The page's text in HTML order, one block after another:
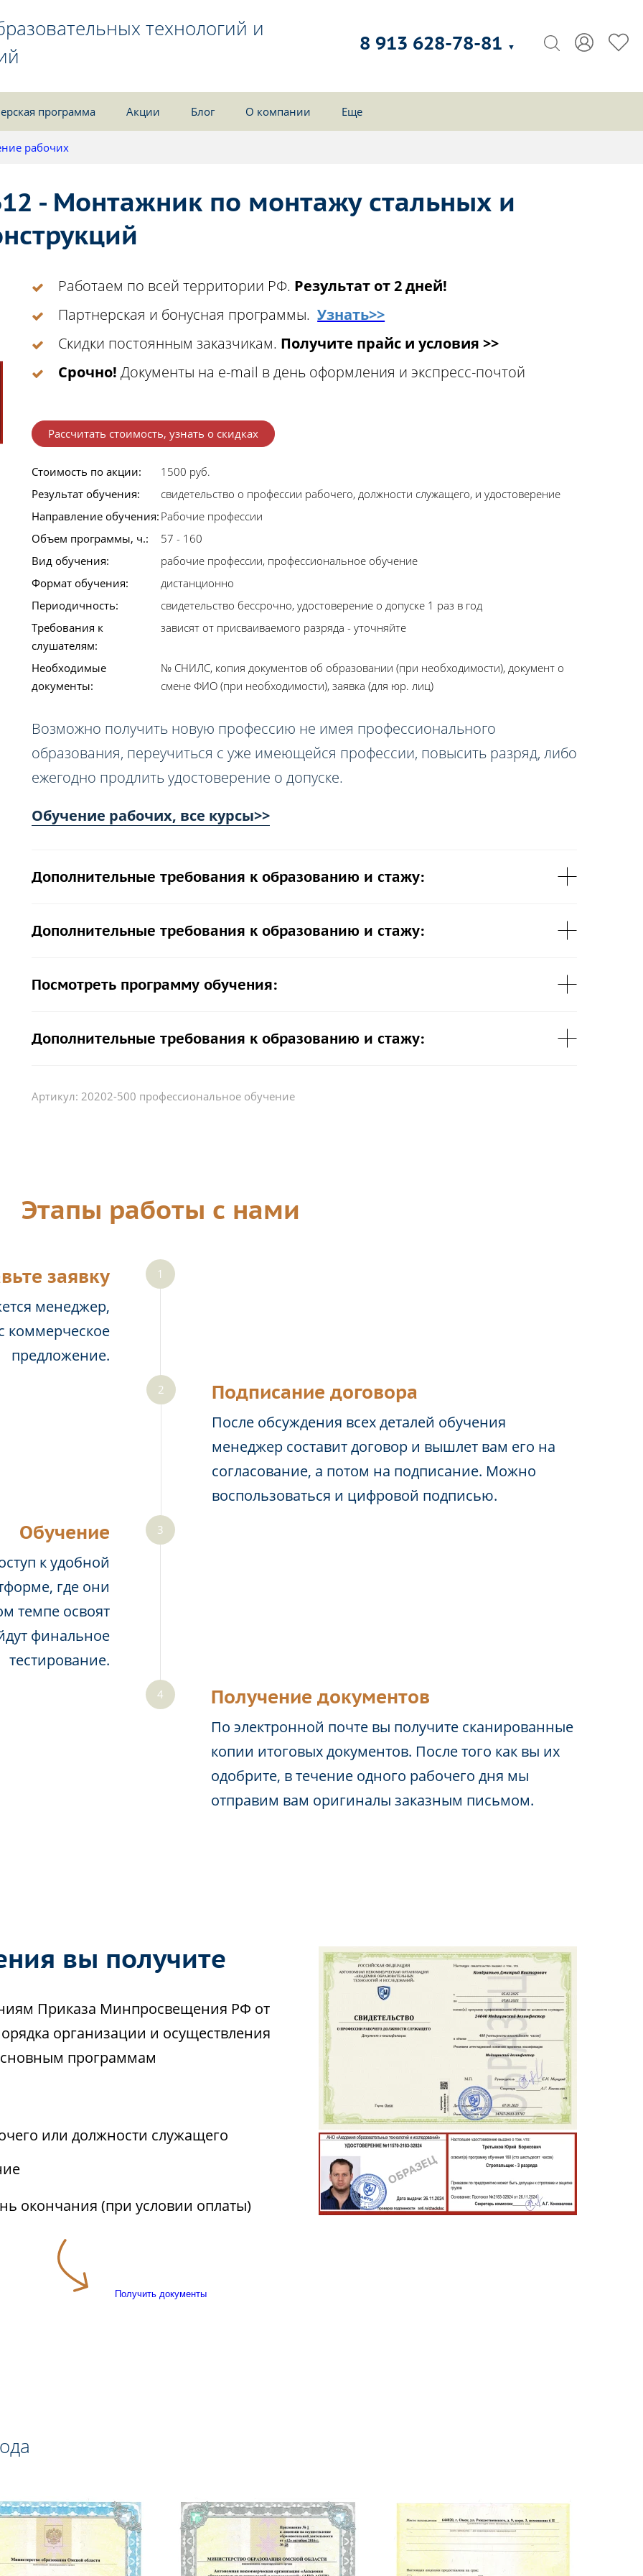
технологий и
8 913 628-78-81 ▼
программа Акции Блог О компании Еще
рабочих
- Монтажник по монтажу стальных и
Работаем по всей территории РФ. Результат от 2 дней!
Партнерская и бонусная программы.Узнать>>
Скидки постоянным заказчикам. Получите прайс и условия >>
Срочно! Документы на e-mail в день оформления и экспресс-почтой
Рассчитать стоимость, узнать о скидках
Стоимость по акции:
1500 руб.
Результат обучения:
свидетельство о профессии рабочего, должности служащего, и удостоверение
Направление обучения: Рабочие профессии
Объем программы, ч.:
57 - 160
Вид обучения:
рабочие профессии, профессиональное обучение
Формат обучения:
дистанционно
Периодичность:
свидетельство бессрочно, удостоверение о допуске 1 раз в год
Требования к
слушателям:
зависят от присваиваемого разряда - уточняйте
Необходимые
документы:
№ СНИЛС, копия документов об образовании (при необходимости), документ о
смене ФИО (при необходимости), заявка (для юр. лиц)
Возможно получить новую профессию не имея профессионального
образования, переучиться с уже имеющейся профессии, повысить разряд, либо
ежегодно продлить удостоверение о допуске.
Обучение рабочих, все курсы>>
Дополнительные требования к образованию и стажу:
Дополнительные требования к образованию и стажу:
Посмотреть программу обучения:
Дополнительные требования к образованию и стажу:
Артикул: 20202-500 профессиональное обучение
Этапы работы с нами
заявку
менеджер,
коммерческое
предложение.
Подписание договора
После обсуждения всех деталей обучения
менеджер составит договор и вышлет вам его на
согласование, а потом на подписание. Можно
воспользоваться и цифровой подписью.
Обучение
к удобной
где они
темпе освоят
финальное
тестирование.
Получение документов
По электронной почте вы получите сканированные
копии итоговых документов. После того как вы их
одобрите, в течение одного рабочего дня мы
отправим вам оригиналы заказным письмом.
вы получите
Приказа Минпросвещения РФ от
организации и осуществления
программам
или должности служащего
окончания (при условии оплаты)
Получить документы